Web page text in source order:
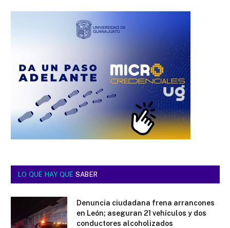
LO QUE HAY QUE SABER
Denuncia ciudadana frena arrancones
en León; aseguran 21 vehículos y dos
conductores alcoholizados